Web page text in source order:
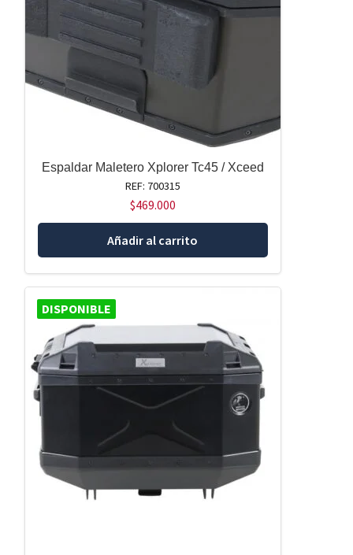
Espaldar Maletero Xplorer Tc45 / Xceed
REF: 700315
$469.000
Añadir al carrito
DISPONIBLE